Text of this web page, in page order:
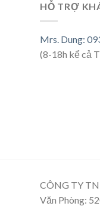
HỖ TRỢ
Mrs. Dung:
(8-18h kể cả
CÔNG TY
Văn Phòng: